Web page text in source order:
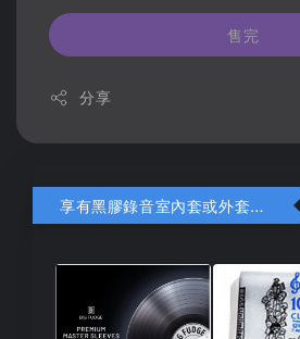
售完
分享
享有黑膠錄音室內套或外套折扣